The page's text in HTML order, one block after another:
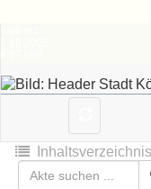
WEB-
Bereich
Ratsinfobereiche